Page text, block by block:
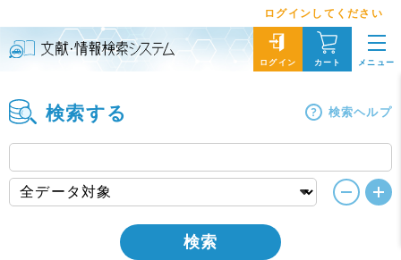
ログインしてください
ログイン カート メニュー
検索する 検索ヘルプ
検索